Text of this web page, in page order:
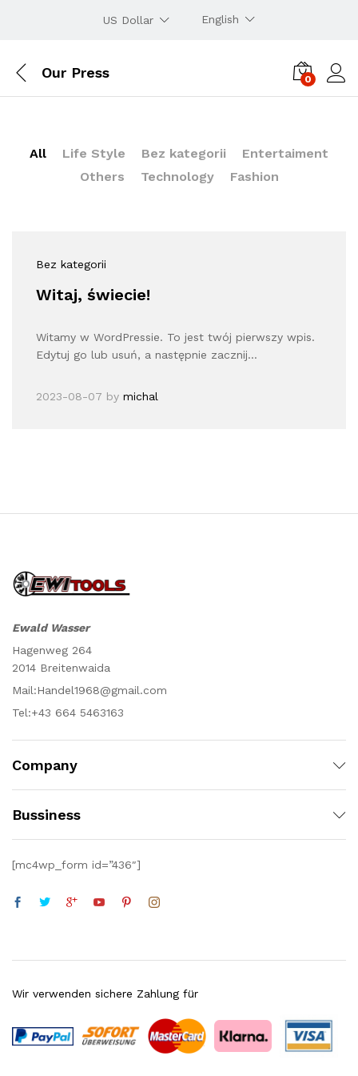
US Dollar English
Our Press 0
All Life Style Bez kategorii
Entertaiment
Others
Technology Fashion
Bez kategorii
Witaj, świecie!
Witamy w WordPressie. To jest twój pierwszy wpis.
Edytuj go lub usuń, a następnie zacznij…
2023-08-07 by michal
Ewald Wasser
Hagenweg 264
2014 Breitenwaida
Mail:Handel1968@gmail.com
Tel:+43 664 5463163
Company
Bussiness
[mc4wp_form id=”436″]
Wir verwenden sichere Zahlung für